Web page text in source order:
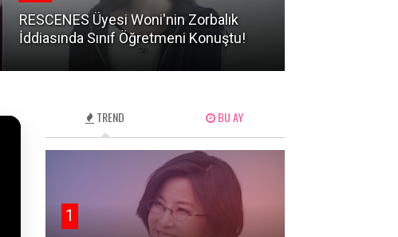
RESCENES Üyesi Woni'nin Zorbalık
İddiasında Sınıf Öğretmeni Konuştu!
TREND BU AY
1